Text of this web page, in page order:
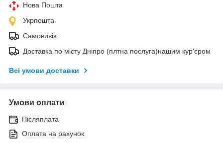
Нова Пошта
Укрпошта
Самовивіз
Доставка по місту Дніпро (плтна послуга)нашим кур'єром
Всі умови доставки
Умови оплати
Післяплата
Оплата на рахунок